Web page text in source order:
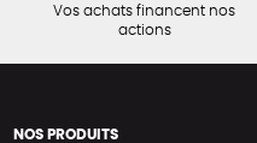
Vos achats financent nos
actions
NOS PRODUITS